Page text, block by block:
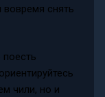
вовремя снять
чили, но и